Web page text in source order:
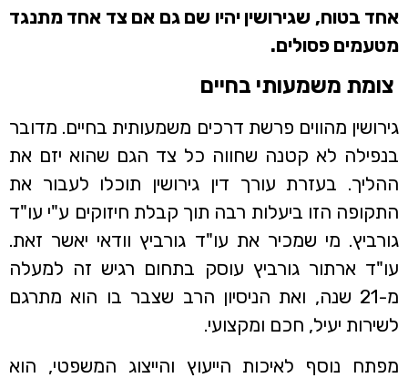
אחד בטוח, שגירושין יהיו שם גם אם צד אחד מתנגד
מטעמים פסולים.
צומת משמעותי בחיים
גירושין מהווים פרשת דרכים משמעותית בחיים. מדובר
בנפילה לא קטנה שחווה כל צד הגם שהוא יזם את
ההליך. בעזרת עורך דין גירושין תוכלו לעבור את
התקופה הזו ביעלות רבה תוך קבלת חיזוקים ע"י עו"ד
גורביץ. מי שמכיר את עו"ד גורביץ וודאי יאשר זאת.
עו"ד ארתור גורביץ עוסק בתחום רגיש זה למעלה
מ-21 שנה, ואת הניסיון הרב שצבר בו הוא מתרגם
לשירות יעיל, חכם ומקצועי.
מפתח נוסף לאיכות הייעוץ והייצוג המשפטי, הוא